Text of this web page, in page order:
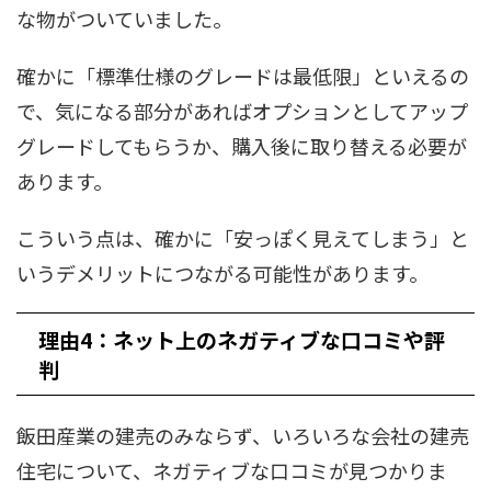
な物がついていました。
確かに「標準仕様のグレードは最低限」といえるの
で、気になる部分があればオプションとしてアップ
グレードしてもらうか、購入後に取り替える必要が
あります。
こういう点は、確かに「安っぽく見えてしまう」と
いうデメリットにつながる可能性があります。
理由4：ネット上のネガティブな口コミや評
判
飯田産業の建売のみならず、いろいろな会社の建売
住宅について、ネガティブな口コミが見つかりま